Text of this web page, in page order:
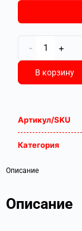
- +
В корзину
Артикул/SKU
Категория
Описание
Описание